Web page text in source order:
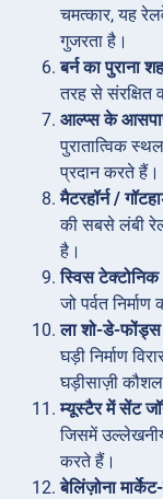
चमत्कार, यह
गुजरता है।
बर्न का पुराना
तरह से संरक्षित
आल्प्स के
पुरातात्विक
प्रदान करते हैं।
मैटरहॉर्न /
की सबसे लंबी
है।
स्विस टेक्टोनिक
जो पर्वत
ला शो-डे-फोंड्स
घड़ी निर्माण
घड़ीसाज़ी
म्यूस्टैर में सेंट
जिसमें
करते हैं।
बेलिंज़ोना